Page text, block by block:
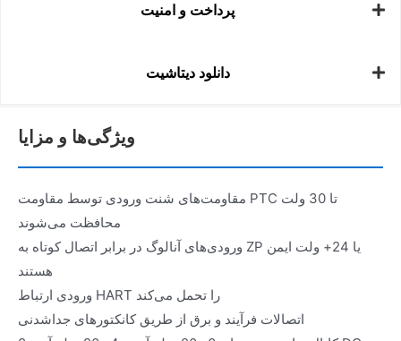
پرداخت و امنیت
دانلود دیتاشیت
ویژگی‌ها و مزایا
مقاومت‌های شنت ورودی توسط مقاومت PTC تا 30 ولت
محافظت می‌شوند
ورودی‌های آنالوگ در برابر اتصال کوتاه به ZP یا 24+ ولت ایمن
هستند
ورودی ارتباط HART را تحمل می‌کند
اتصالات فرآیند و برق از طریق کانکتورهای جداشدنی